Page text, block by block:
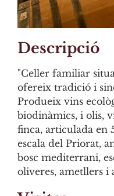
Descripció
"Celler familiar
ofereix tradició i
Produeix vins
biodinàmics, i olis,
finca, articulada en
escala del Priorat,
bosc mediterrani,
oliveres, ametllers i